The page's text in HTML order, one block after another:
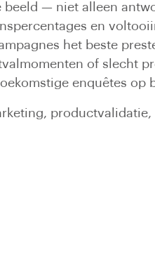
beeld — niet alleen
en
het beste
of slecht
enquêtes op
productvalidatie,